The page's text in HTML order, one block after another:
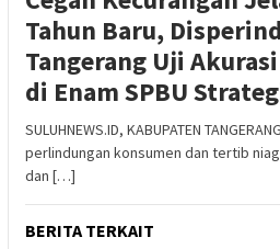
Tahun Baru,
Tangerang Uji
di Enam SPBU
SULUHNEWS.ID, KABUPATEN
perlindungan konsumen dan tertib
dan […]
BERITA TERKAIT